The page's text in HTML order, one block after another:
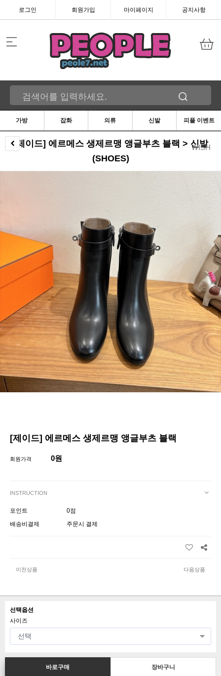
로그인 회원가입 마이페이지 공지사항
가방 잡화 의류 신발 피플 이벤트
[제이드] 에르메스 생제르맹 앵글부츠 블랙 > 신발
(SHOES)
[제이드] 에르메스 생제르맹 앵글부츠 블랙
회원가격 0원
INSTRUCTION
포인트
0점
배송비결제
주문시 결제
이전상품 다음상품
선택옵션
사이즈
WISH